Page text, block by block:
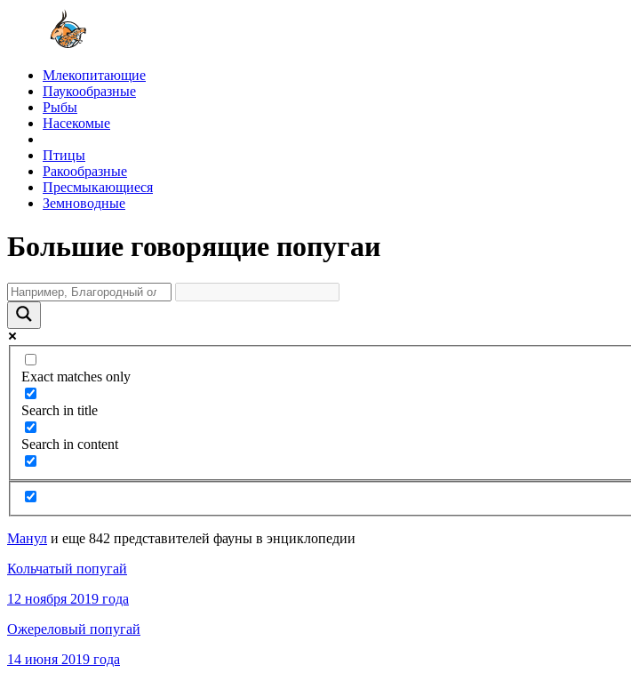
Млекопитающие
Паукообразные
Рыбы
Насекомые
Птицы
Ракообразные
Пресмыкающиеся
Земноводные
Большие говорящие попугаи
Exact matches only
Search in title
Search in content
Манул и еще 842 представителей фауны в энциклопедии
Кольчатый попугай
12 ноября 2019 года
Ожереловый попугай
14 июня 2019 года